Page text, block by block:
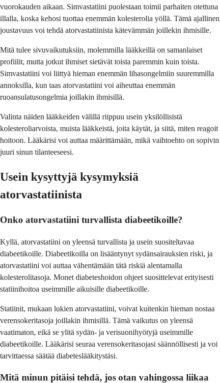
vuorokauden aikaan. Simvastatiini puolestaan toimii parhaiten otettuna
illalla, koska kehosi tuottaa enemmän kolesterolia yöllä. Tämä ajallinen
joustavuus voi tehdä atorvastatiinista kätevämmän joillekin ihmisille.
Mitä tulee sivuvaikutuksiin, molemmilla lääkkeillä on samanlaiset
profiilit, mutta jotkut ihmiset sietävät toista paremmin kuin toista.
Simvastatiini voi liittyä hieman enemmän lihasongelmiin suuremmilla
annoksilla, kun taas atorvastatiini voi aiheuttaa enemmän
ruoansulatusongelmia joillakin ihmisillä.
Valinta näiden lääkkeiden välillä riippuu usein yksilöllisistä
kolesteroliarvoista, muista lääkkeistä, joita käytät, ja siitä, miten reagoit
hoitoon. Lääkärisi voi auttaa määrittämään, mikä vaihtoehto on sopivin
juuri sinun tilanteeseesi.
Usein kysyttyjä kysymyksiä
atorvastatiinista
Onko atorvastatiini turvallista diabeetikoille?
Kyllä, atorvastatiini on yleensä turvallista ja usein suositeltavaa
diabeetikoille. Diabeetikoilla on lisääntynyt sydänsairauksien riski, ja
atorvastatiini voi auttaa vähentämään tätä riskiä alentamalla
kolesterolitasoja. Monet diabeteshoidon ohjeet suosittelevat erityisesti
statiinihoitoa useimmille aikuisille diabeetikoille.
Statiinit, mukaan lukien atorvastatiini, voivat kuitenkin hieman nostaa
verensokeritasoja joillakin ihmisillä. Tämä vaikutus on yleensä
vaatimaton, eikä se ylitä sydän- ja verisuonihyötyjä useimmille
diabeetikoille. Lääkärisi seuraa verensokeritasojasi säännöllisesti ja voi
tarvittaessa säätää diabeteslääkitystäsi.
Mitä minun pitäisi tehdä, jos otan vahingossa liikaa